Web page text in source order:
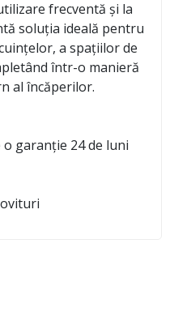
frecventă și la
soluția ideală pentru
a spațiilor de
într-o manieră
al încăperilor.
garanție 24 de luni